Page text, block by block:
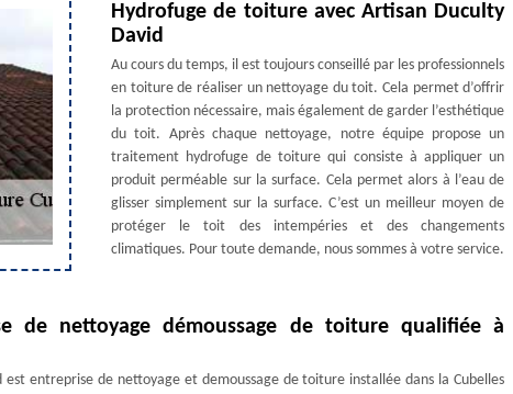
Hydrofuge de toiture avec Artisan Duculty
David
Au cours du temps, il est toujours conseillé par les professionnels
en toiture de réaliser un nettoyage du toit. Cela permet d’offrir
la protection nécessaire, mais également de garder l’esthétique
du toit. Après chaque nettoyage, notre équipe propose un
traitement hydrofuge de toiture qui consiste à appliquer un
produit perméable sur la surface. Cela permet alors à l’eau de
glisser simplement sur la surface. C’est un meilleur moyen de
protéger le toit des intempéries et des changements
climatiques. Pour toute demande, nous sommes à votre service.
de nettoyage démoussage de toiture qualifiée à
entreprise de nettoyage et demoussage de toiture installée dans la Cubelles